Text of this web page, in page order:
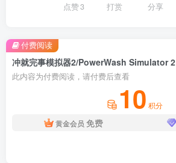
点赞3 打赏 分享
冲就完事模拟器2/PowerWash Simulator 2
此内容为付费阅读，请付费后查看
10 积分
黄金会员 免费
付费阅读